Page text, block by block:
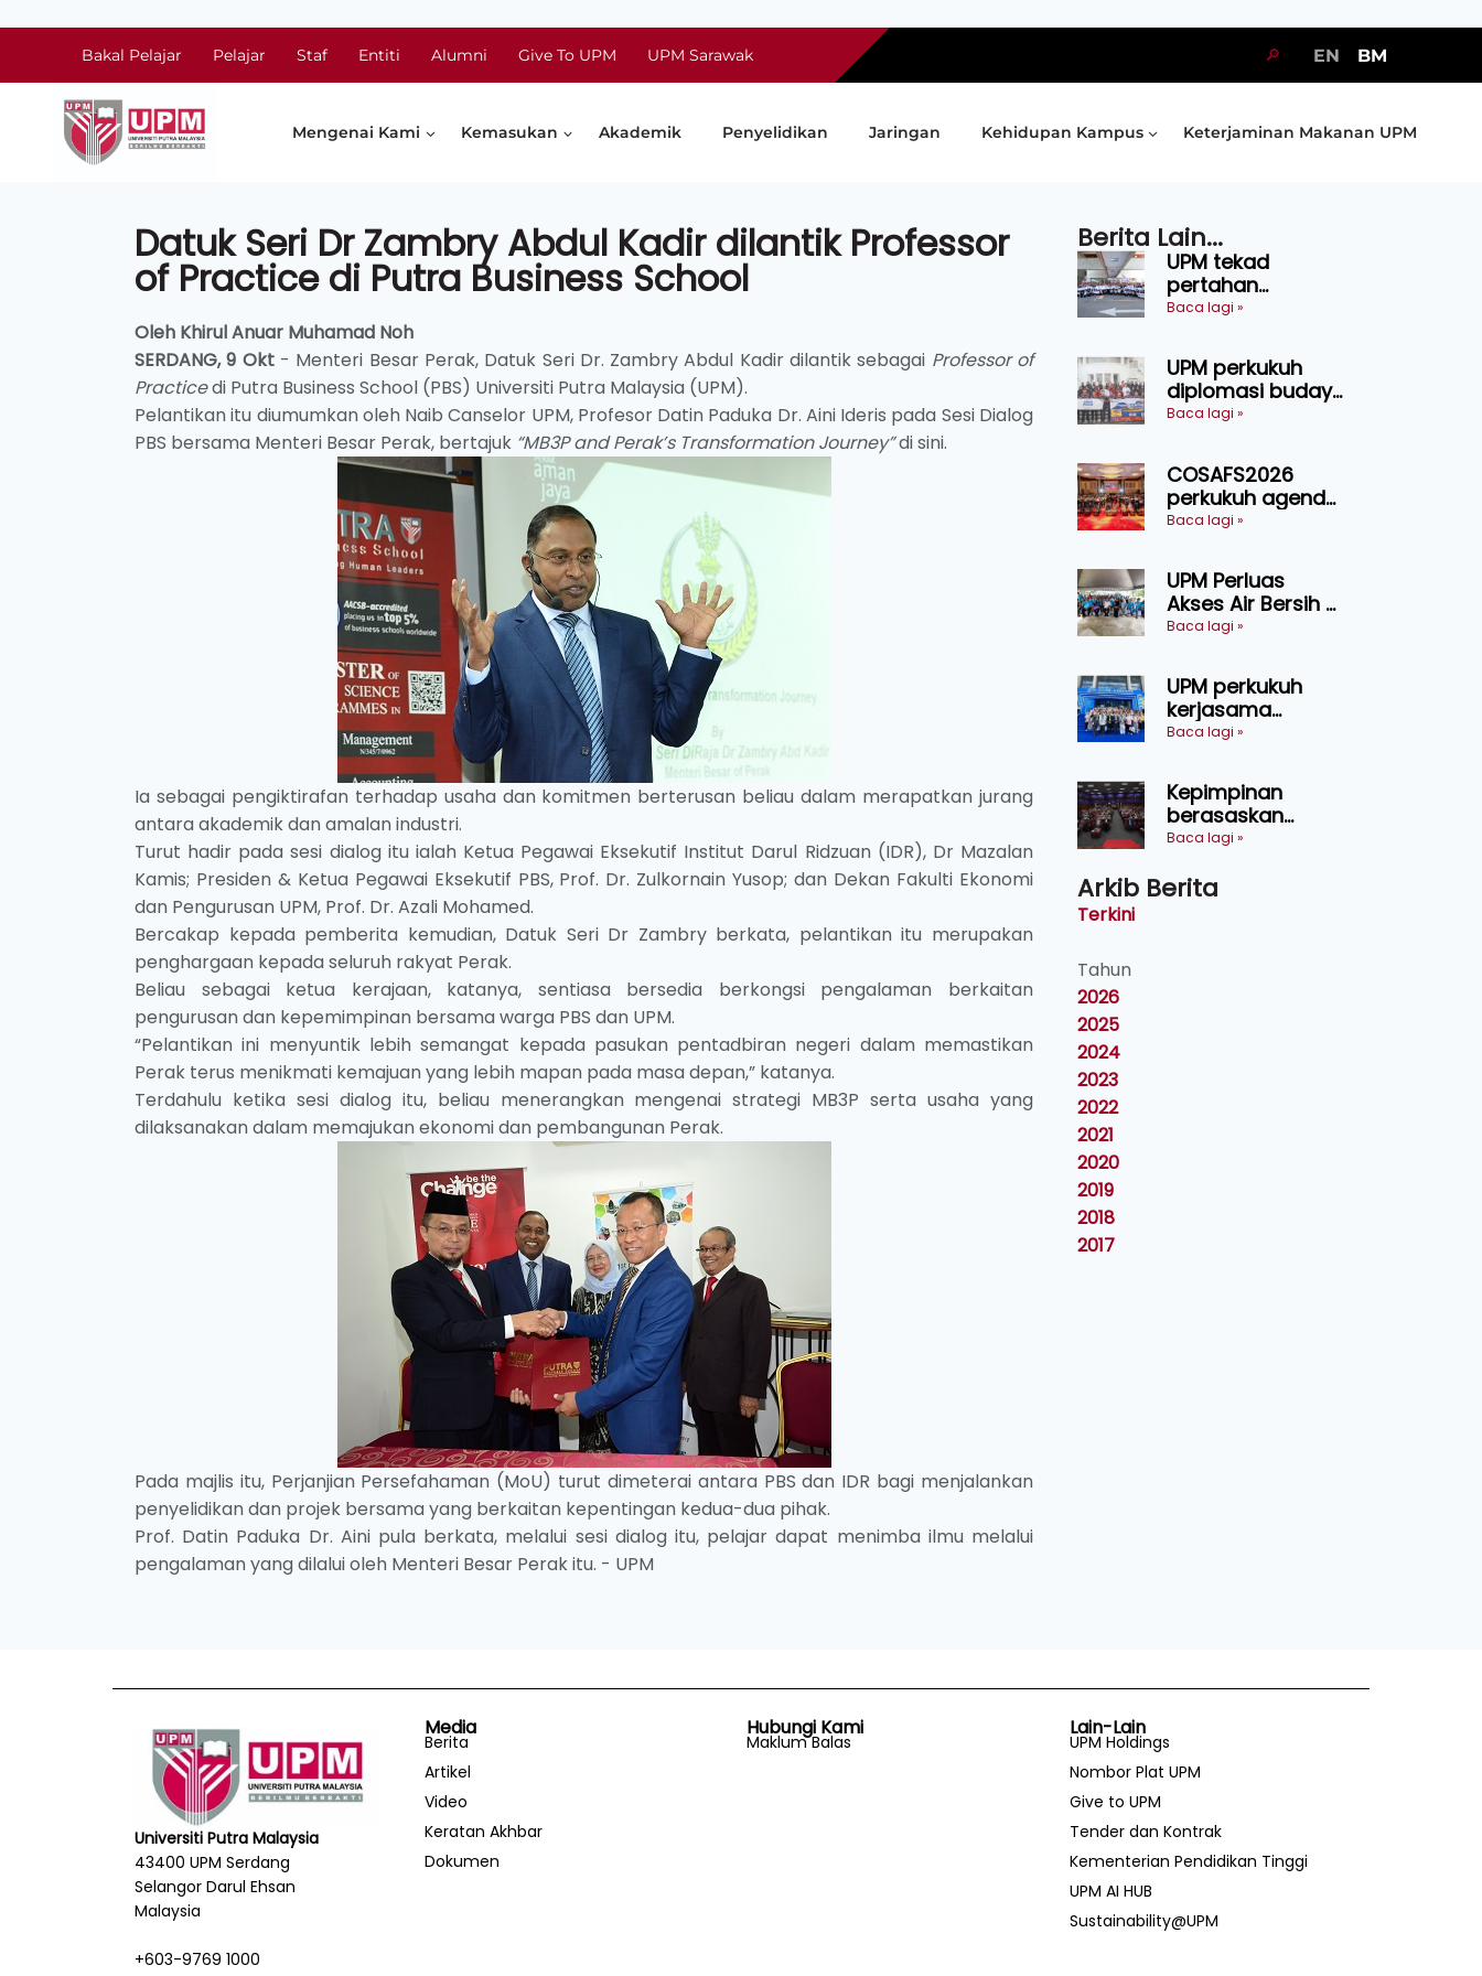
Bakal Pelajar Pelajar Staf Entiti Alumni Give To UPM UPM Sarawak 🔎 EN BM
Mengenai Kami Kemasukan Akademik Penyelidikan Jaringan Kehidupan Kampus Keterjaminan Makanan UPM
Datuk Seri Dr Zambry Abdul Kadir dilantik Professor
of Practice di Putra Business School
Oleh Khirul Anuar Muhamad Noh
SERDANG, 9 Okt- Menteri Besar Perak, Datuk Seri Dr. Zambry Abdul Kadir dilantik sebagai Professor of
Practicedi Putra Business School (PBS) Universiti Putra Malaysia (UPM).
Pelantikan itu diumumkan oleh Naib Canselor UPM, Profesor Datin Paduka Dr. Aini Ideris pada Sesi Dialog
PBS bersama Menteri Besar Perak, bertajuk “MB3P and Perak’s Transformation Journey”di sini.
Ia sebagai pengiktirafan terhadap usaha dan komitmen berterusan beliau dalam merapatkan jurang
antara akademik dan amalan industri.
Turut hadir pada sesi dialog itu ialah Ketua Pegawai Eksekutif Institut Darul Ridzuan (IDR), Dr Mazalan
Kamis; Presiden & Ketua Pegawai Eksekutif PBS, Prof. Dr. Zulkornain Yusop; dan Dekan Fakulti Ekonomi
dan Pengurusan UPM, Prof. Dr. Azali Mohamed.
Bercakap kepada pemberita kemudian, Datuk Seri Dr Zambry berkata, pelantikan itu merupakan
penghargaan kepada seluruh rakyat Perak.
Beliau sebagai ketua kerajaan, katanya, sentiasa bersedia berkongsi pengalaman berkaitan
pengurusan dan kepemimpinan bersama warga PBS dan UPM.
“Pelantikan ini menyuntik lebih semangat kepada pasukan pentadbiran negeri dalam memastikan
Perak terus menikmati kemajuan yang lebih mapan pada masa depan,” katanya.
Terdahulu ketika sesi dialog itu, beliau menerangkan mengenai strategi MB3P serta usaha yang
dilaksanakan dalam memajukan ekonomi dan pembangunan Perak.
Pada majlis itu, Perjanjian Persefahaman (MoU) turut dimeterai antara PBS dan IDR bagi menjalankan
penyelidikan dan projek bersama yang berkaitan kepentingan kedua-dua pihak.
Prof. Datin Paduka Dr. Aini pula berkata, melalui sesi dialog itu, pelajar dapat menimba ilmu melalui
pengalaman yang dilalui oleh Menteri Besar Perak itu. - UPM
Berita Lain...
UPM tekad
pertahan
kejuaraan SUKUM
pingat emas
Baca lagi »
UPM perkukuh
diplomasi budaya
Malaysia-
Narasi Nusantara
Baca lagi »
COSAFS2026
perkukuh agenda
keselamatan
AgriHub pacu
transformasi
pertanian
Sarawak
Baca lagi »
UPM Perluas
Akses Air Bersih di
31 Kediaman
Chini
Baca lagi »
UPM perkukuh
kerjasama
pendidikan pintar
lawatan rasmi ke
China
Baca lagi »
Kepimpinan
berasaskan
kepercayaan
kecemerlangan
Baca lagi »
Arkib Berita
Terkini
Tahun
2026
2025
2024
2023
2022
2021
2020
2019
2018
2017
Universiti Putra Malaysia
43400 UPM Serdang
Selangor Darul Ehsan
Malaysia
+603-9769 1000
Media
Berita
Artikel
Video
Keratan Akhbar
Dokumen
Hubungi Kami
Maklum Balas
Lain-Lain
UPM Holdings
Nombor Plat UPM
Give to UPM
Tender dan Kontrak
Kementerian Pendidikan Tinggi
UPM AI HUB
Sustainability@UPM